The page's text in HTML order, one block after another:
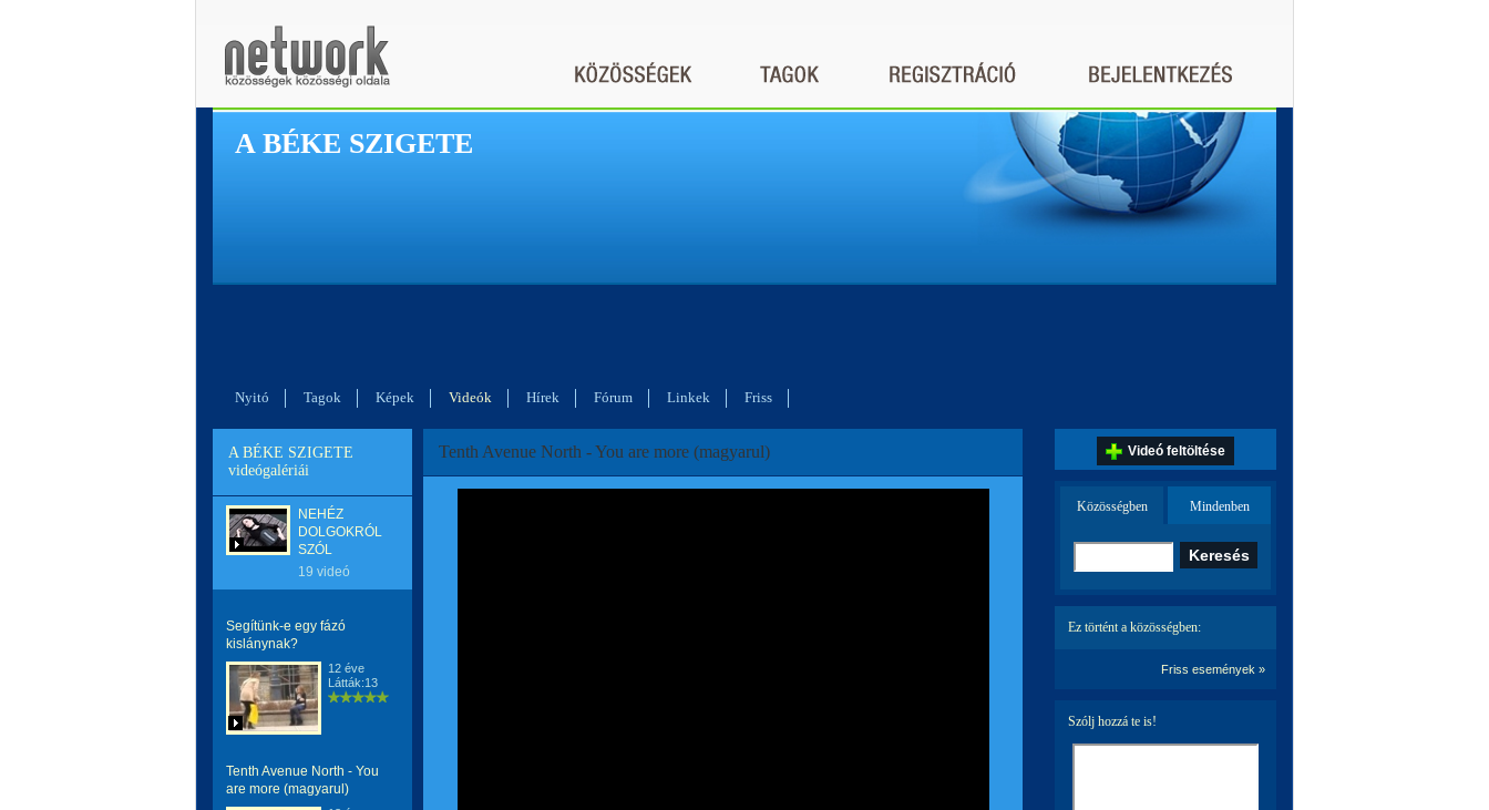
A BÉKE SZIGETE
Nyitó Tagok Képek Videók Hírek Fórum Linkek Friss
A BÉKE SZIGETE
videógalériái
NEHÉZ
DOLGOKRÓL
SZÓL
19 videó
Segítünk-e egy fázó
kislánynak?
12 éve
Látták:13
Tenth Avenue North - You
are more (magyarul)
Tenth Avenue North - You are more (magyarul) Videó feltöltése
Közösségben Mindenben
Ez történt a közösségben:
Friss események »
Szólj hozzá te is!